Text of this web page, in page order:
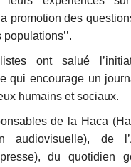
promotion des
ont salué
qui encourage un
humains et sociaux.
de la Haca
audiovisuelle), de
du quotidien